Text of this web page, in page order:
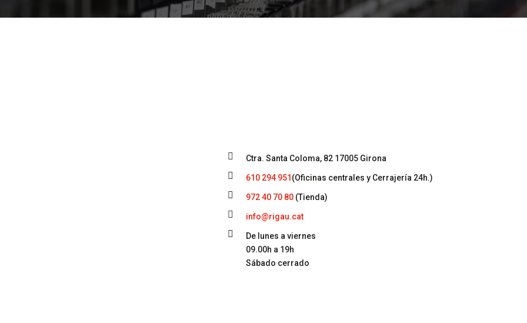
 Ctra. Santa Coloma, 82 17005 Girona
 610 294 951 (Oficinas centrales y Cerrajería 24h.)
 972 40 70 80 (Tienda)
 info@rigau.cat

De lunes a viernes
09.00h a 19h
Sábado cerrado